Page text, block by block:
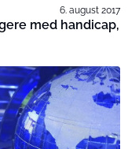
6. august 2017
med handicap,